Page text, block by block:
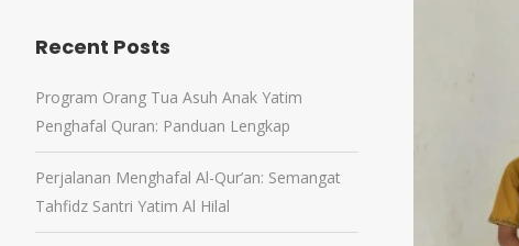
Recent Posts
Program Orang Tua Asuh Anak Yatim
Penghafal Quran: Panduan Lengkap
Perjalanan Menghafal Al-Qur’an: Semangat
Tahfidz Santri Yatim Al Hilal